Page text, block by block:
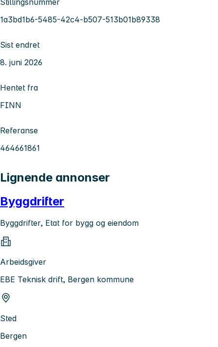
1a3bd1b6-5485-42c4-b507-513b01b89338
Sist endret
8. juni 2026
Hentet fra
FINN
Referanse
464661861
Lignende annonser
Byggdrifter
Byggdrifter, Etat for bygg og eiendom
Arbeidsgiver
EBE Teknisk drift, Bergen kommune
Sted
Bergen